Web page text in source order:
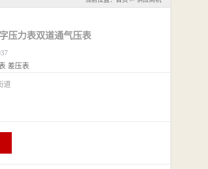
压力表双道通气压表
差压表
道